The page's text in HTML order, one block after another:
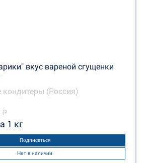
вкус вареной сгущенки
(Россия)
₽
1 кг
Подписаться
Нет в наличии